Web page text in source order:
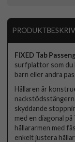
FIXED Tab
surfplattor som du
barn eller andra
Hållaren är
skyddande
med en diagonal
hållararmen med
enkelt justera